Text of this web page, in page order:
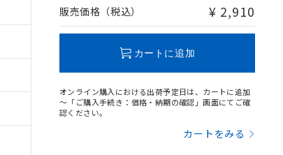
販売価格（税込） ¥ 2,910
カートに追加
オンライン購入における出荷予定日は、カートに追加
～「ご購入手続き：価格・納期の確認」画面にてご確
認ください。
カートをみる